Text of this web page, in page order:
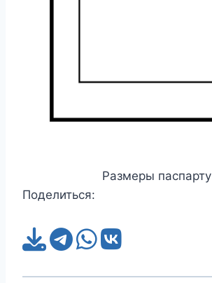
Размеры паспарту
Поделиться: